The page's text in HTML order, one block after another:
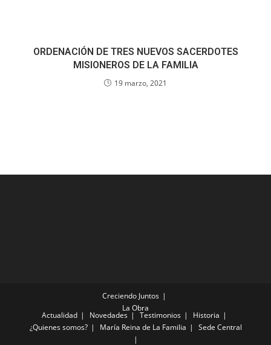
ORDENACIÓN DE TRES NUEVOS SACERDOTES
MISIONEROS DE LA FAMILIA
19 marzo, 2021
Creciendo Juntos
La Obra
Actualidad Novedades Testimonios
Historia
¿Quienes somos?
María Reina de La Familia Sede Central